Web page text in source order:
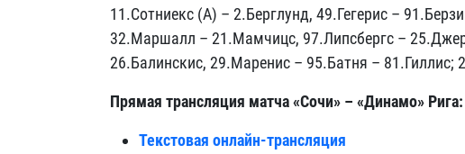
11.Сотниекс (А) – 2.Берглунд, 49.Гегерис –
32.Маршалл – 21.Мамчицс, 97.Липсбергс –
26.Балинскис, 29.Маренис – 95.Батня – 81.Гиллис;
Прямая трансляция матча «Сочи» – «Динамо» Рига:
Текстовая онлайн-трансляция